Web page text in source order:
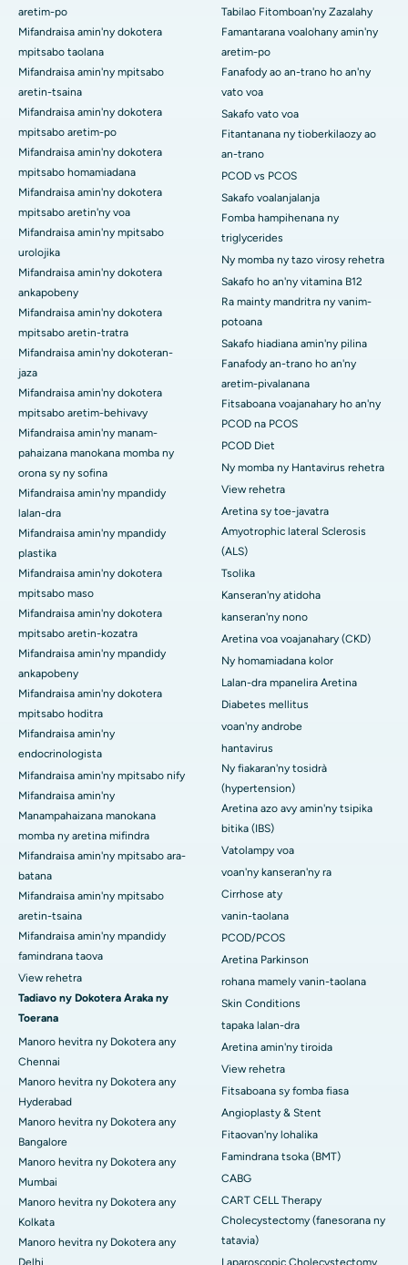
aretim-po
Mifandraisa amin'ny dokotera
mpitsabo taolana
Mifandraisa amin'ny mpitsabo
aretin-tsaina
Mifandraisa amin'ny dokotera
mpitsabo aretim-po
Mifandraisa amin'ny dokotera
mpitsabo homamiadana
Mifandraisa amin'ny dokotera
mpitsabo aretin'ny voa
Mifandraisa amin'ny mpitsabo
urolojika
Mifandraisa amin'ny dokotera
ankapobeny
Mifandraisa amin'ny dokotera
mpitsabo aretin-tratra
Mifandraisa amin'ny dokoteran-
jaza
Mifandraisa amin'ny dokotera
mpitsabo aretim-behivavy
Mifandraisa amin'ny manam-
pahaizana manokana momba ny
orona sy ny sofina
Mifandraisa amin'ny mpandidy
lalan-dra
Mifandraisa amin'ny mpandidy
plastika
Mifandraisa amin'ny dokotera
mpitsabo maso
Mifandraisa amin'ny dokotera
mpitsabo aretin-kozatra
Mifandraisa amin'ny mpandidy
ankapobeny
Mifandraisa amin'ny dokotera
mpitsabo hoditra
Mifandraisa amin'ny
endocrinologista
Mifandraisa amin'ny mpitsabo nify
Mifandraisa amin'ny
Manampahaizana manokana
momba ny aretina mifindra
Mifandraisa amin'ny mpitsabo ara-
batana
Mifandraisa amin'ny mpitsabo
aretin-tsaina
Mifandraisa amin'ny mpandidy
famindrana taova
View rehetra
Tadiavo ny Dokotera Araka ny
Toerana
Manoro hevitra ny Dokotera any
Chennai
Manoro hevitra ny Dokotera any
Hyderabad
Manoro hevitra ny Dokotera any
Bangalore
Manoro hevitra ny Dokotera any
Mumbai
Manoro hevitra ny Dokotera any
Kolkata
Manoro hevitra ny Dokotera any
Tabilao Fitomboan'ny Zazalahy
Famantarana voalohany amin'ny
aretim-po
Fanafody ao an-trano ho an'ny
vato voa
Sakafo vato voa
Fitantanana ny tioberkilaozy ao
an-trano
PCOD vs PCOS
Sakafo voalanjalanja
Fomba hampihenana ny
triglycerides
Ny momba ny tazo virosy rehetra
Sakafo ho an'ny vitamina B12
Ra mainty mandritra ny vanim-
potoana
Sakafo hiadiana amin'ny pilina
Fanafody an-trano ho an'ny
aretim-pivalanana
Fitsaboana voajanahary ho an'ny
PCOD na PCOS
PCOD Diet
Ny momba ny Hantavirus rehetra
View rehetra
Aretina sy toe-javatra
Amyotrophic lateral Sclerosis
(ALS)
Tsolika
Kanseran'ny atidoha
kanseran'ny nono
Aretina voa voajanahary (CKD)
Ny homamiadana kolor
Lalan-dra mpanelira Aretina
Diabetes mellitus
voan'ny androbe
hantavirus
Ny fiakaran'ny tosidrà
(hypertension)
Aretina azo avy amin'ny tsipika
bitika (IBS)
Vatolampy voa
voan'ny kanseran'ny ra
Cirrhose aty
vanin-taolana
PCOD/PCOS
Aretina Parkinson
rohana mamely vanin-taolana
Skin Conditions
tapaka lalan-dra
Aretina amin'ny tiroida
View rehetra
Fitsaboana sy fomba fiasa
Angioplasty & Stent
Fitaovan'ny lohalika
Famindrana tsoka (BMT)
CABG
CART CELL Therapy
Cholecystectomy (fanesorana ny
tatavia)